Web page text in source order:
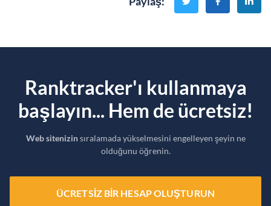
Ranktracker'ı kullanmaya
başlayın... Hem de ücretsiz!
Web sitenizinsıralamada yükselmesini engelleyen şeyin ne
olduğunu öğrenin.
ÜCRETSIZ BIR HESAP OLUŞTURUN